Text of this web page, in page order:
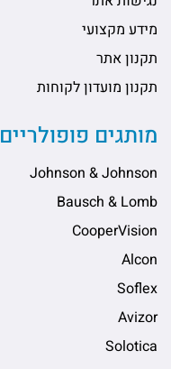
מידע מקצועי
תקנון אתר
תקנון מועדון לקוחות
מותגים פופולריים
Johnson & Johnson
Bausch & Lomb
CooperVision
Alcon
Soflex
Avizor
Solotica